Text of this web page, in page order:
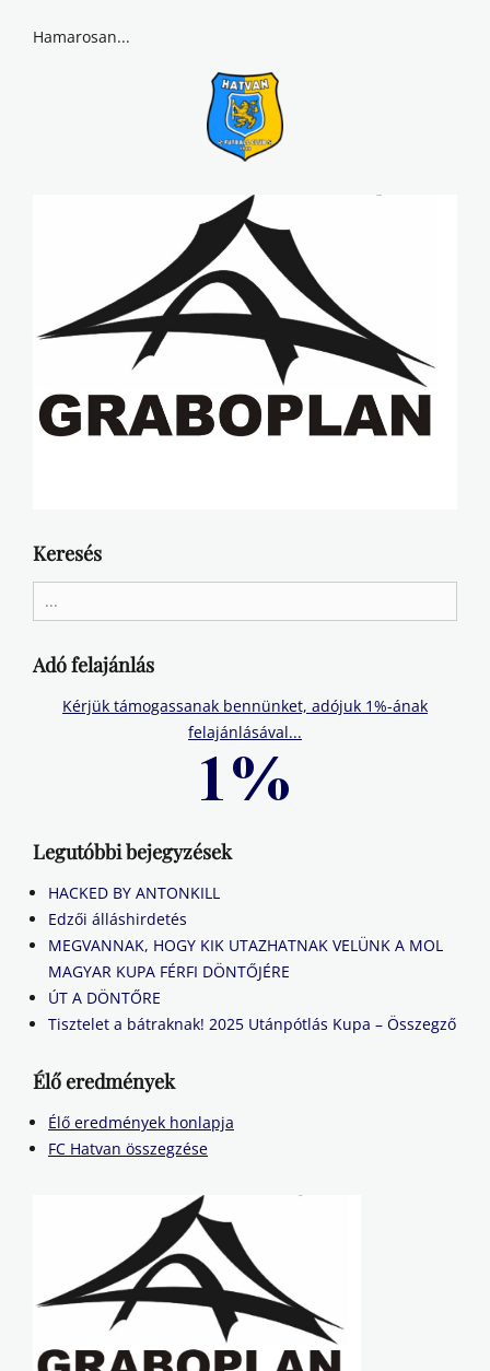
Hamarosan...
Keresés
for:
Adó felajánlás
Kérjük támogassanak bennünket, adójuk 1%-ának
felajánlásával...
Legutóbbi bejegyzések
HACKED BY ANTONKILL
Edzői álláshirdetés
MEGVANNAK, HOGY KIK UTAZHATNAK VELÜNK A MOL
MAGYAR KUPA FÉRFI DÖNTŐJÉRE
ÚT A DÖNTŐRE
Tisztelet a bátraknak! 2025 Utánpótlás Kupa – Összegző
Élő eredmények
Élő eredmények honlapja
FC Hatvan összegzése